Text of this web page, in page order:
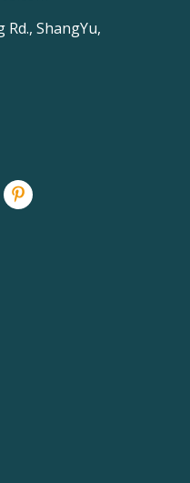
ShangYu,